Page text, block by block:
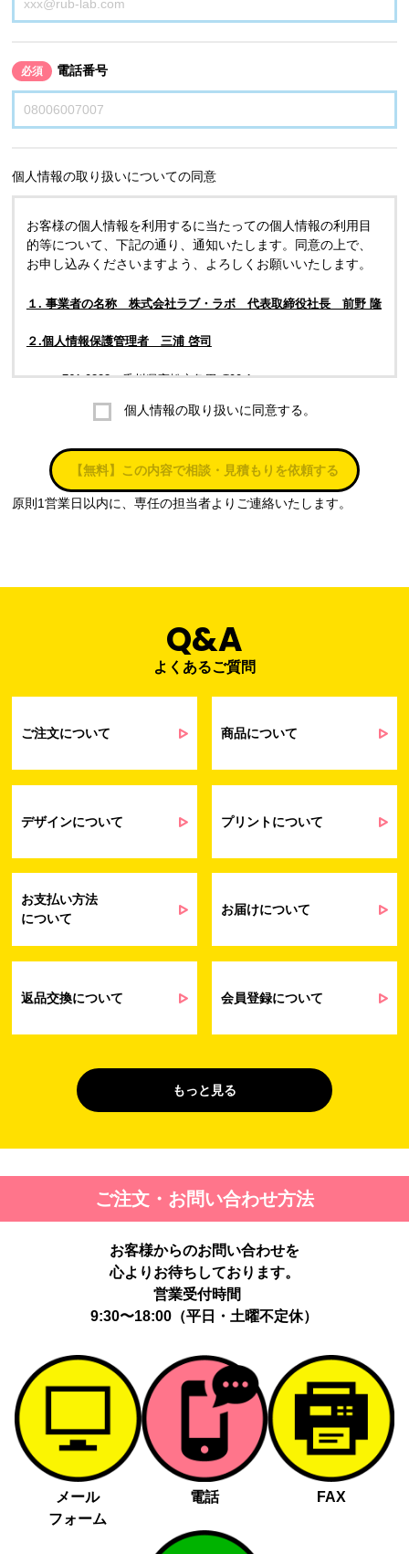
必須 電話番号
個人情報の取り扱いについての同意
お客様の個人情報を利用するに当たっての個人情報の利用目
的等について、下記の通り、通知いたします。同意の上で、
お申し込みくださいますよう、よろしくお願いいたします。
１. 事業者の名称 株式会社ラブ・ラボ 代表取締役社長 前野 隆
２.個人情報保護管理者 三浦 啓司
〒761-0323 香川県高松市亀田町90-1
株式会社ラブ・ラボ
電話：087-847-2000
電子メール：info@rub-lab.com
正当な事業遂行の範囲内で利用いたします。
個人情報の利用目的
会員管理業務
当社通信販売における受発注業務のため
るアンケート等の収集・分析・統計のため
せ業務に関するお取引先様との業務連絡や
契約・請求等の一連の手続きのため
提供するサービス（サポート業務を含む）
は営業およびマーケティング活動（セミナ
ターなど）に関連する情報を、電子メー
問い合わせへの対応のため
た場合のご対応のため
受託業務
（間接取得）
契約した小売店より委託された先への納
４. 個人情報を第三者に提供することが予定される場合の事項
第三者に提供する目的：パーソナライズ広告配信および効果測定・
最適化のため。
提供する個人情報の項目：Cookie 等の識別子、広告 ID、閲覧・行
動履歴、IP、ブラウザ・端末情報、（同意時）メールアドレス等の
提供の手段又は方法：当社ウェブサイトのタグ・SDK・API 等に
よる安全な電送、又は管理コンソールからの連携。
提供先：広告配信事業者（例：Google LLC等）。
個人情報の取り扱いに関する契約：提供先と個人情報取扱い契約
す。
お客様の個人情報は、以下掲げる場合以外に、事前にご本人の同意
無く第三者に提供することはありません。
法令に基づく場合
人の生命、身体又は財産の保護にために必要がある場合であっ
て、本人の同意を得る事が困難であるとき
公衆衛生の向上又は児童の健全な育成の推進のために特に必要
個人情報の取り扱いに同意する。
【無料】この内容で相談・見積もりを依頼する
原則1営業日以内に、専任の担当者よりご連絡いたします。
Q&A
よくあるご質問
ご注文について 商品について
デザインについて プリントについて
お支払い方法
について
お届けについて
返品交換について 会員登録について
もっと見る
ご注文・お問い合わせ方法
お客様からのお問い合わせを
心よりお待ちしております。
営業受付時間
9:30〜18:00（平日・土曜不定休）
メール
フォーム
電話 FAX